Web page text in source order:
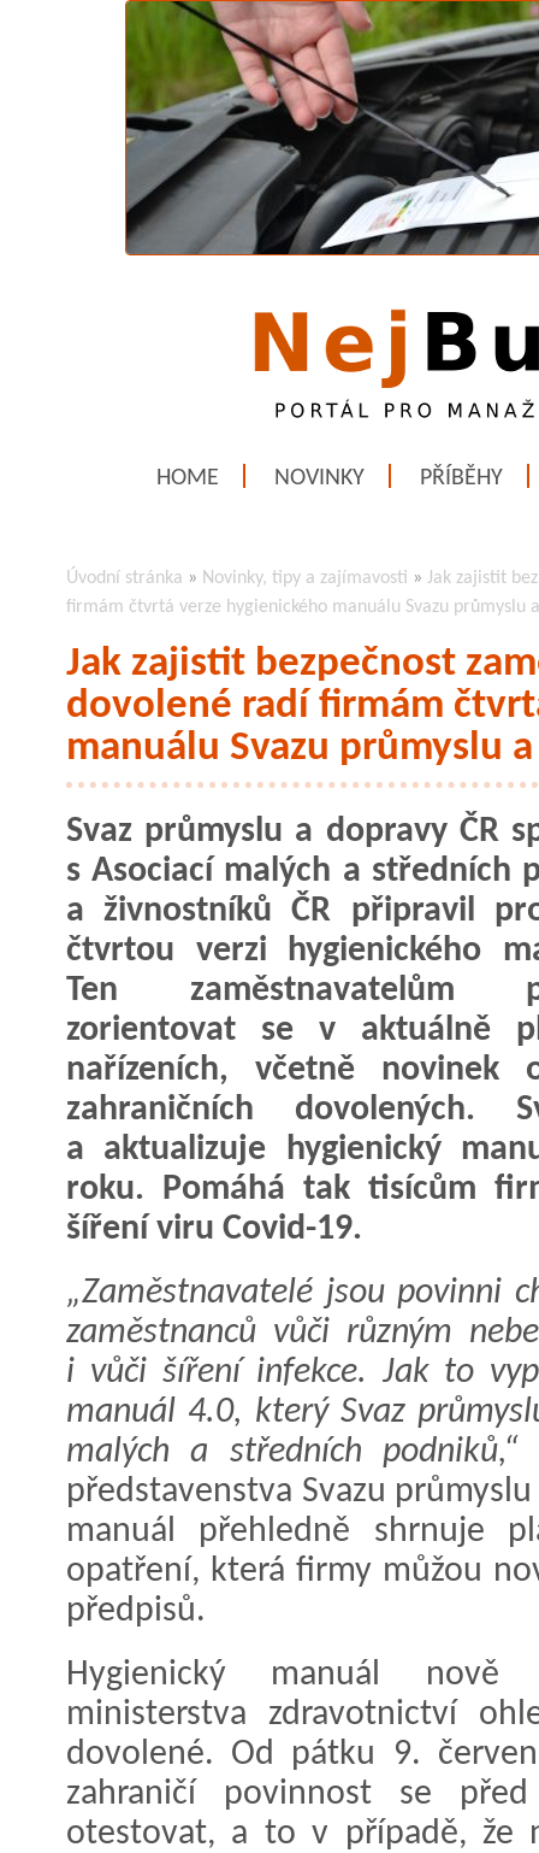
HOME NOVINKY PŘÍBĚHY
Úvodní stránka » Novinky, tipy a zajímavosti » Jak zajistit
firmám čtvrtá verze hygienického manuálu Svazu průmyslu
Jak zajistit bezpečnost
dovolené radí firmám
manuálu Svazu průmyslu
Svaz průmyslu a dopravy ČR
s Asociací malých a středních
a živnostníků ČR připravil
čtvrtou verzi hygienického
Ten zaměstnavatelům
zorientovat se v aktuálně
nařízeních, včetně novinek
zahraničních dovolených.
a aktualizuje hygienický
roku. Pomáhá tak tisícům
šíření viru Covid-19.
„Zaměstnavatelé jsou povinni
zaměstnanců vůči různým
i vůči šíření infekce. Jak to
manuál 4.0, který Svaz
malých a středních podniků,“
představenstva Svazu
manuál přehledně shrnuje
opatření, která firmy můžou
předpisů.
Hygienický manuál nově
ministerstva zdravotnictví
dovolené. Od pátku 9.
zahraničí povinnost se
otestovat, a to v případě, že